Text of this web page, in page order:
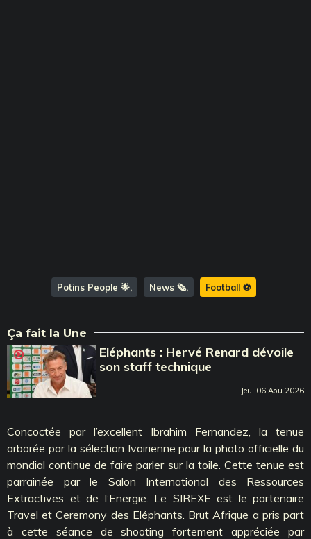
Potins People 🌟 News 🗞️ Football ⚽️
Ça fait la Une
Eléphants : Hervé Renard dévoile
son staff technique
Jeu, 06 Aou 2026
Concoctée par l’excellent Ibrahim Fernandez, la tenue
arborée par la sélection Ivoirienne pour la photo officielle du
mondial continue de faire parler sur la toile. Cette tenue est
parrainée par le Salon International des Ressources
Extractives et de l’Energie. Le SIREXE est le partenaire
Travel et Ceremony des Eléphants. Brut Afrique a pris part
à cette séance de shooting fortement appréciée par